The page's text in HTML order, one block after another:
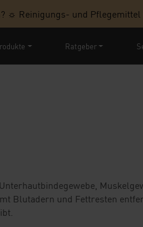
und Pflegemittel
Ratgeber
Blutadern und Fettresten